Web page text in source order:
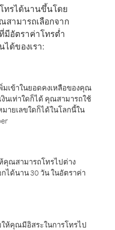
ทรได้นานขึ้นโดย
สามารถเลือกจาก
มีอัตราค่าโทรต่ำ
ด้ของเรา:
มเข้าในยอดคงเหลือของคุณ
นเท่าใดก็ได้ คุณสามารถใช้
ายเลขใดก็ได้ในโลกนี้ใน
คุณสามารถโทรไปต่าง
ได้นาน 30 วัน ในอัตราค่า
ห้คุณมีอิสระในการโทรไป